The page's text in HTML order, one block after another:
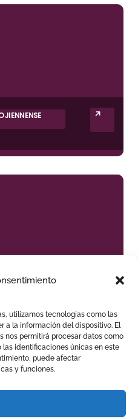
utilizamos tecnologías como las
a la información del dispositivo. El
nos permitirá procesar datos como
identificaciones únicas en este
puede afectar
y funciones.
JIENNENSE
CORRIDA DE